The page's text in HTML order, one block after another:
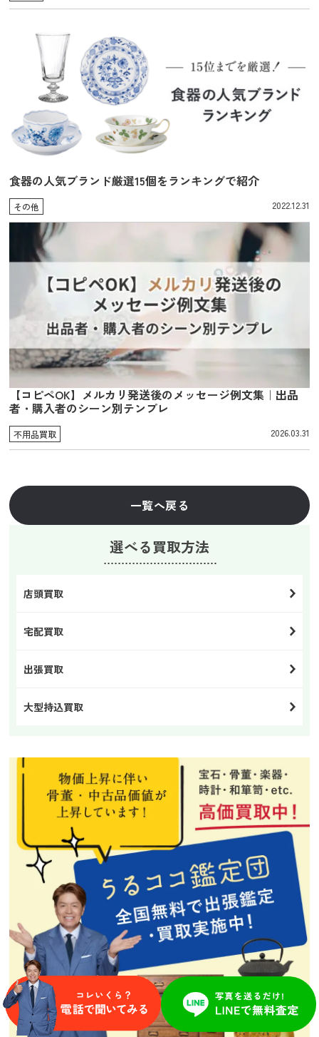
食器の人気ブランド厳選15個をランキングで紹介
その他 2022.12.31
【コピペOK】メルカリ発送後のメッセージ例文集｜出品
者・購入者のシーン別テンプレ
不用品買取 2026.03.31
一覧へ戻る
選べる買取方法
店頭買取
宅配買取
出張買取
大型持込買取